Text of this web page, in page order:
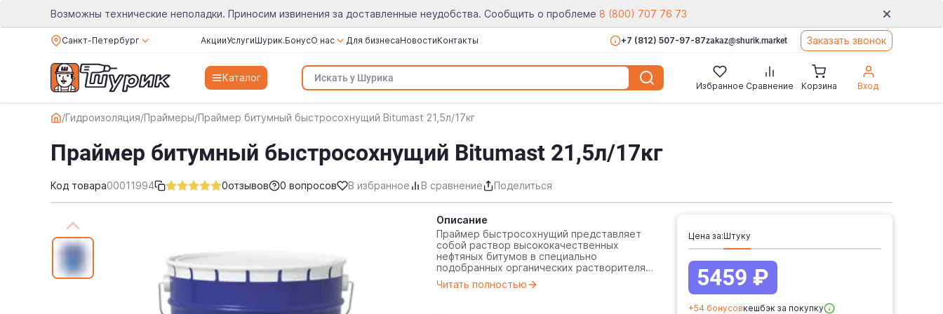
Возможны технические неполадки. Приносим извинения за доставленные неудобства. Сообщить о проблеме 8 (800) 707 76 73
Санкт-Петербург АкцииУслугиШурик.БонусО нас
О компании
Сертификаты
Отзывы
Для бизнесаНовостиКонтакты +7 (812) 507-97-87zakaz@shurik.market Заказать звонок
Каталог
Избранное Сравнение Корзина Вход
/Гидроизоляция/Праймеры/Праймер битумный быстросохнущий Bitumast 21,5л/17кг
Праймер битумный быстросохнущий Bitumast 21,5л/17кг
Код товара00011994 0отзывов 0 вопросов В избранное В сравнение Поделиться
Описание
Праймер быстросохнущий представляет
собой раствор высококачественных
нефтяных битумов в специально
подобранных органических растворителях
с добавлением пластификаторов.
ПРИМЕНЕНИЕ:
Грунтование бетонных, деревянных и
Читать полностью
Цена за: штуку
5459 ₽
+54 бонусовкешбэк за покупку